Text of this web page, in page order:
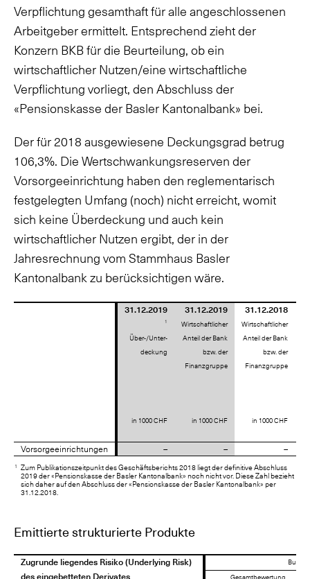
Verpflichtung gesamthaft für alle angeschlossenen
Arbeitgeber ermittelt. Entsprechend zieht der
Konzern BKB für die Beurteilung, ob ein
wirtschaftlicher Nutzen/eine wirtschaftliche
Verpflichtung vorliegt, den Abschluss der
«Pensionskasse der Basler Kantonalbank» bei.
Der für 2018 ausgewiesene Deckungsgrad betrug
106,3%. Die Wertschwankungsreserven der
Vorsorgeeinrichtung haben den reglementarisch
festgelegten Umfang (noch) nicht erreicht, womit
sich keine Überdeckung und auch kein
wirtschaftlicher Nutzen ergibt, der in der
Jahresrechnung vom Stammhaus Basler
Kantonalbank zu berücksichtigen wäre.
31.12.2019
1
Über-/Unter-
deckung
31.12.2019
Wirtschaftlicher
Anteil der Bank
bzw. der
Finanzgruppe
31.12.2018
Wirtschaftlicher
Anteil der Bank
bzw. der
Finanzgruppe
in 1000 CHF
in 1000 CHF in 1000 CHF
Vorsorgeeinrichtungen – – –
1 Zum Publikationszeitpunkt des Geschäftsberichts 2018 liegt der definitive Abschluss
2019 der «Pensionskasse der Basler Kantonalbank» noch nicht vor. Diese Zahl bezieht
sich daher auf den Abschluss der «Pensionskasse der Basler Kantonalbank» per
31.12.2018.
Vorsorgeeinrichtungen
Emittierte strukturierte Produkte
Zugrunde liegendes Risiko (Underlying Risk)
des eingebetteten Derivates
Zugrunde liegendes Risiko (Underlying Risk)
des eingebetteten Derivates